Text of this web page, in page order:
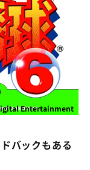
Entertainment
バックもある